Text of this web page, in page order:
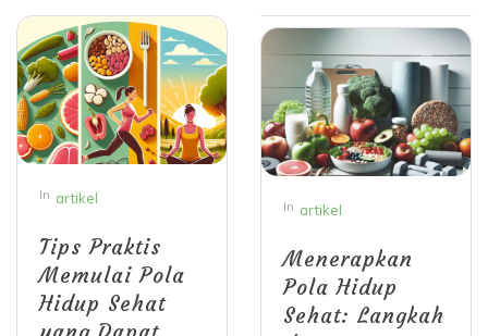
In artikel
Tips Praktis
Memulai Pola
Hidup Sehat
In artikel
Menerapkan
Pola Hidup
Sehat: Langkah